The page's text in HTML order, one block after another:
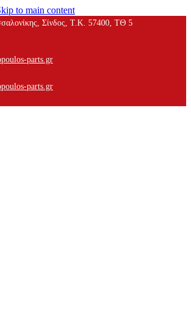
to main content
Σίνδος, Τ.Κ. 57400, ΤΘ 5
parts.gr
parts.gr